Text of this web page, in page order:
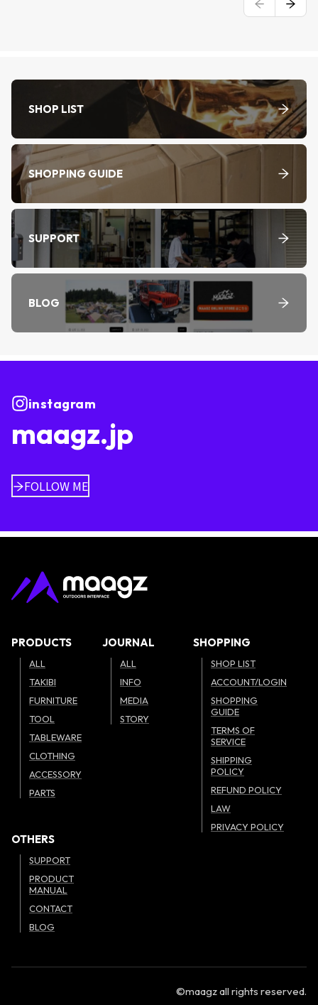
SHOP LIST
SHOPPING GUIDE
SUPPORT
BLOG
instagram
maagz.jp
FOLLOW ME
PRODUCTS
ALL
TAKIBI
FURNITURE
TOOL
TABLEWARE
CLOTHING
ACCESSORY
PARTS
JOURNAL
ALL
INFO
MEDIA
STORY
SHOPPING
SHOP LIST
ACCOUNT/LOGIN
SHOPPING
GUIDE
TERMS OF
SERVICE
SHIPPING
POLICY
REFUND POLICY
LAW
PRIVACY POLICY
OTHERS
SUPPORT
PRODUCT
MANUAL
CONTACT
BLOG
©maagz all rights reserved.